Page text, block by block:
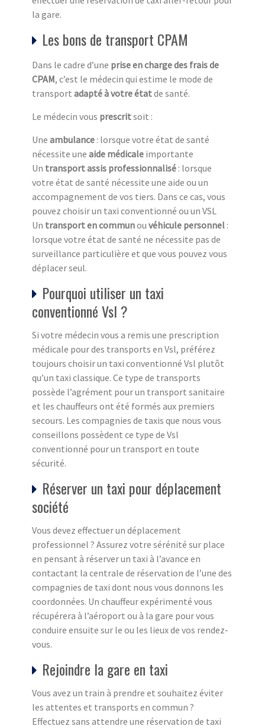
la gare.
Les bons de transport CPAM
Dans le cadre d’une prise en charge des frais de
CPAM, c’est le médecin qui estime le mode de
transport adapté à votre étatde santé.
Le médecin vous prescritsoit :
Une ambulance : lorsque votre état de santé
nécessite une aide médicale importante
Un transport assis professionnalisé : lorsque
votre état de santé nécessite une aide ou un
accompagnement de vos tiers. Dans ce cas, vous
pouvez choisir un taxi conventionné ou un VSL
Un transport en communou véhicule personnel :
lorsque votre état de santé ne nécessite pas de
surveillance particulière et que vous pouvez vous
déplacer seul.
Pourquoi utiliser un taxi
conventionné Vsl ?
Si votre médecin vous a remis une prescription
médicale pour des transports en Vsl, préférez
toujours choisir un taxi conventionné Vsl plutôt
qu’un taxi classique. Ce type de transports
possède l’agrément pour un transport sanitaire
et les chauffeurs ont été formés aux premiers
secours. Les compagnies de taxis que nous vous
conseillons possèdent ce type de Vsl
conventionné pour un transport en toute
sécurité.
Réserver un taxi pour déplacement
société
Vous devez effectuer un déplacement
professionnel ? Assurez votre sérénité sur place
en pensant à réserver un taxi à l’avance en
contactant la centrale de réservation de l’une des
compagnies de taxi dont nous vous donnons les
coordonnées. Un chauffeur expérimenté vous
récupérera à l’aéroport ou à la gare pour vous
conduire ensuite sur le ou les lieux de vos rendez-
vous.
Rejoindre la gare en taxi
Vous avez un train à prendre et souhaitez éviter
les attentes et transports en commun ?
Effectuez sans attendre une réservation de taxi